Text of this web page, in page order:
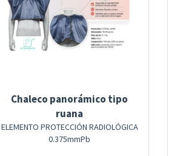
Chaleco panorámico tipo
ruana
ELEMENTO PROTECCIÓN RADIOLÓGICA
0.375mmPb